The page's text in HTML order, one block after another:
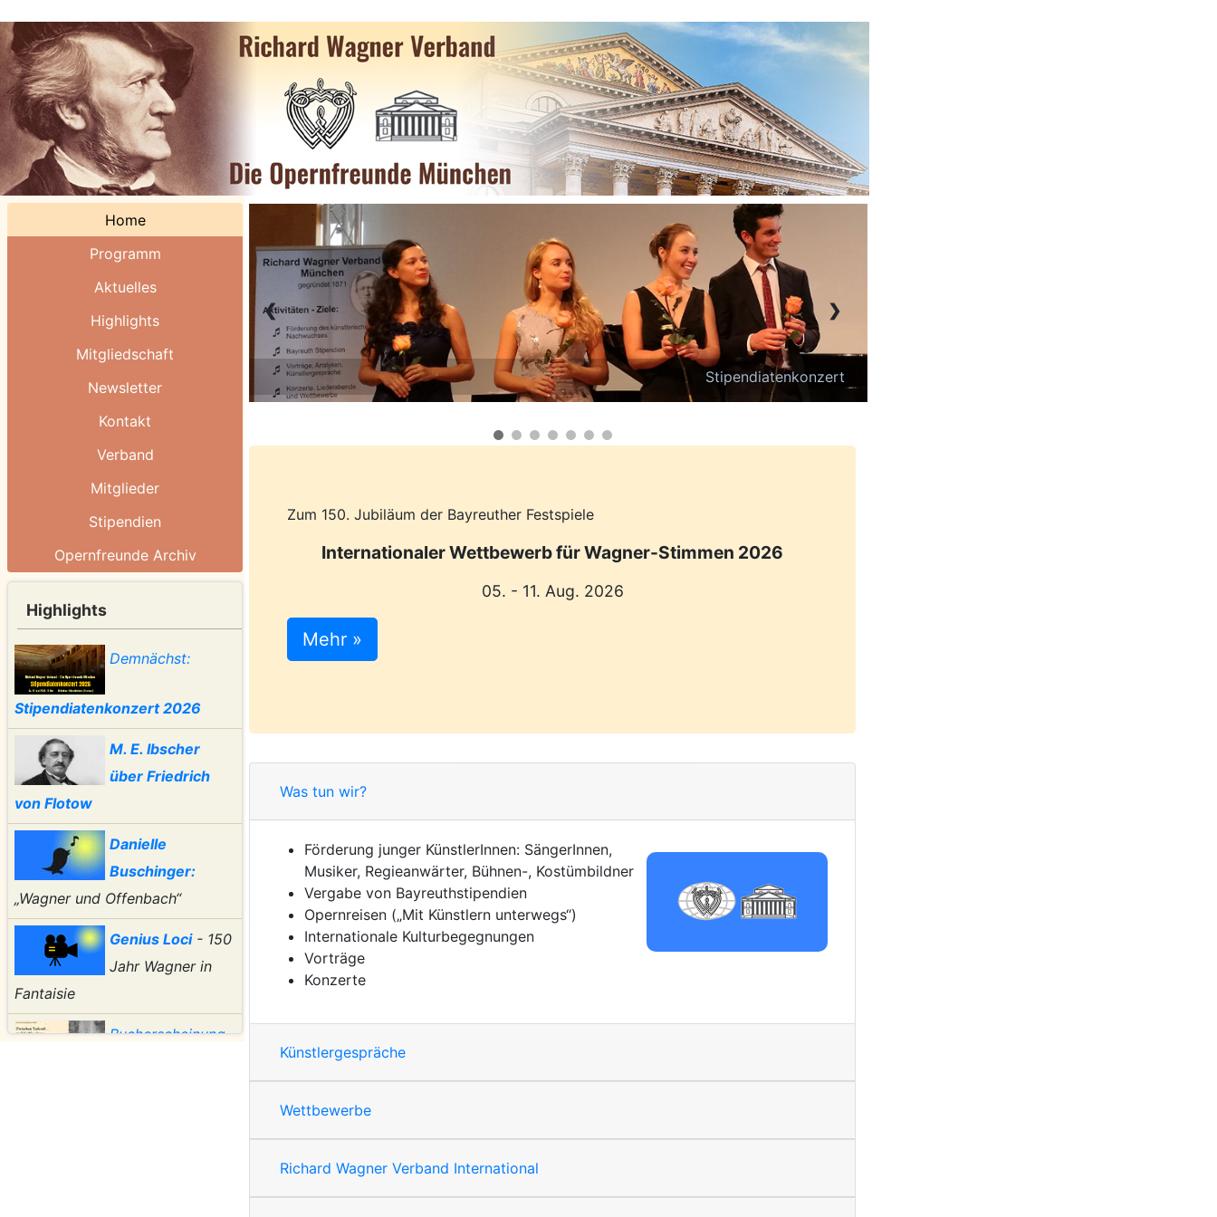
Home
Programm
Aktuelles
Highlights
Mitgliedschaft
Newsletter
Kontakt
Verband
Mitglieder
Stipendien
Opernfreunde Archiv
Highlights
Demnächst:
Stipendiatenkonzert 2026
M. E. Ibscher
über Friedrich
von Flotow
Danielle
Buschinger:
„Wagner und Offenbach“
Genius Loci- 150
Jahr Wagner in
Fantaisie
Bucherscheinung
Salonquartett „Reich an Hall“ beiStichwort Wagner
❮ ❯
Zum 150. Jubiläum der Bayreuther Festspiele
Internationaler Wettbewerb für Wagner-Stimmen 2026
05. - 11. Aug. 2026
Mehr »
Was tun wir?
Förderung junger KünstlerInnen: SängerInnen,
Musiker, Regieanwärter, Bühnen-, Kostümbildner
Vergabe von Bayreuthstipendien
Opernreisen („Mit Künstlern unterwegs“)
Internationale Kulturbegegnungen
Vorträge
Konzerte
Künstlergespräche
Wettbewerbe
Richard Wagner Verband International